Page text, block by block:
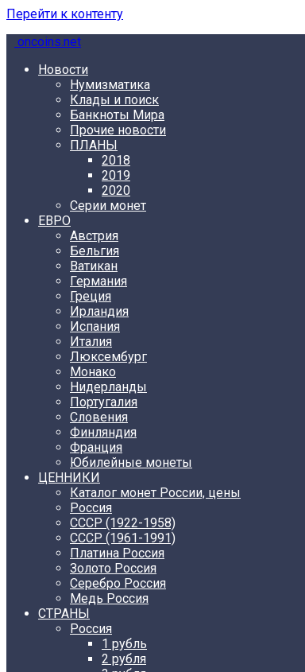
Перейти к контенту
oncoins.net
Новости
Нумизматика
Клады и поиск
Банкноты Мира
Прочие новости
ПЛАНЫ
2018
2019
2020
Серии монет
ЕВРО
Австрия
Бельгия
Ватикан
Германия
Греция
Ирландия
Испания
Италия
Люксембург
Монако
Нидерланды
Португалия
Словения
Финляндия
Франция
Юбилейные монеты
ЦЕННИКИ
Каталог монет России, цены
Россия
СССР (1922-1958)
CCCР (1961-1991)
Платина Россия
Золото Россия
Серебро Россия
Медь Россия
СТРАНЫ
Россия
1 рубль
2 рубля